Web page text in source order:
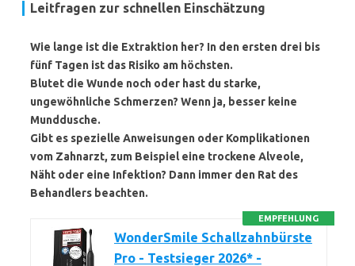
Leitfragen zur schnellen Einschätzung
Wie lange ist die Extraktion her? In den ersten drei bis
fünf Tagen ist das Risiko am höchsten.
Blutet die Wunde noch oder hast du starke,
ungewöhnliche Schmerzen? Wenn ja, besser keine
Munddusche.
Gibt es spezielle Anweisungen oder Komplikationen
vom Zahnarzt, zum Beispiel eine trockene Alveole,
Näht oder eine Infektion? Dann immer den Rat des
Behandlers beachten.
EMPFEHLUNG
WonderSmile Schallzahnbürste
Pro - Testsieger 2026* -